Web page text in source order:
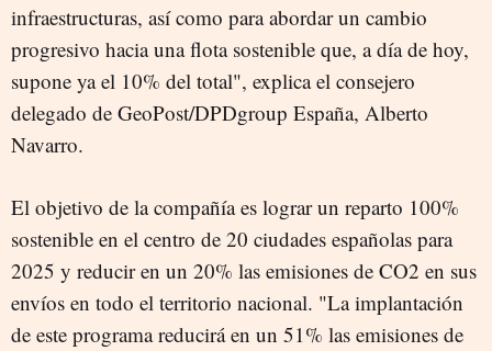
infraestructuras, así como para abordar un cambio
progresivo hacia una flota sostenible que, a día de hoy,
supone ya el 10% del total", explica el consejero
delegado de GeoPost/DPDgroup España, Alberto
Navarro.
El objetivo de la compañía es lograr un reparto 100%
sostenible en el centro de 20 ciudades españolas para
2025 y reducir en un 20% las emisiones de CO2 en sus
envíos en todo el territorio nacional. "La implantación
de este programa reducirá en un 51% las emisiones de